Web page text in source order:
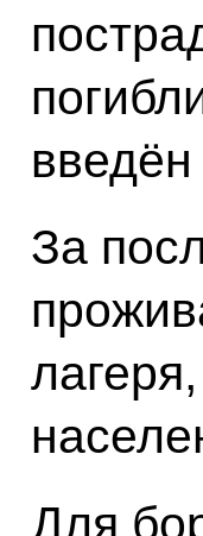
За
Для